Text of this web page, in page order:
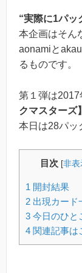
“実際に1パッ
本企画はそん
aonamiと
るものです。
第１弾は
クマスターズ】
本日は28パッ
目次 [非表
1 開封結果
2 出現カード
3 今日のひと
4 関連記事は